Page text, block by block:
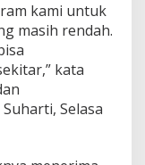
kami untuk
masih rendah.
kata
Selasa